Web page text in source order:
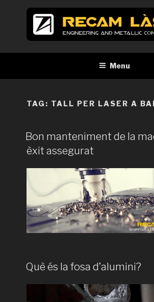
RECAM LÀSER
Menu
TAG: TALL PER LASER A
Bon manteniment de la
èxit assegurat
Què és la fosa d’alumini?